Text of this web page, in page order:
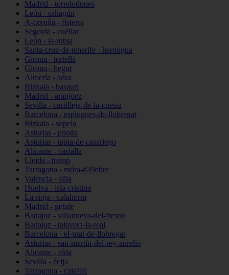
Madrid - torrelodones
León - sahagún
A-coruña - fisterra
Segovia - cuéllar
León - la-robla
Santa-cruz-de-tenerife - hermigua
Girona - tortellà
Girona - begur
Almería - adra
Bizkaia - basauri
Madrid - aranjuez
Sevilla - castilleja-de-la-cuesta
Barcelona - esplugues-de-llobregat
Bizkaia - sopela
Asturias - piloña
Asturias - tapia-de-casariego
Alicante - castalla
Lleida - tremp
Tarragona - móra-d39ebre
Valencia - silla
Huelva - isla-cristina
La-rioja - calahorra
Madrid - getafe
Badajoz - villanueva-del-fresno
Badajoz - talavera-la-real
Barcelona - el-prat-de-llobregat
Asturias - san-martín-del-rey-aurelio
Alicante - elda
Sevilla - écija
Tarragona - calafell